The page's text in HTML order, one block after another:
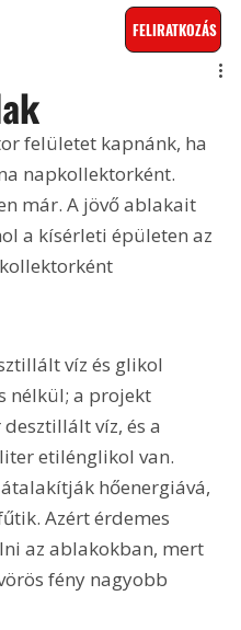
FELIRATKOZÁS
felületet kapnánk, ha
napkollektorként.
már. A jövő ablakait
a kísérleti épületen az
víz és glikol
nélkül; a projekt
víz, és a
etilénglikol van.
hőenergiává,
Azért érdemes
az ablakokban, mert
fény nagyobb